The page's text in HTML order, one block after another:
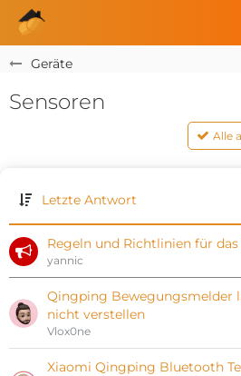
Geräte
Sensoren
Alle
Letzte Antwort
Regeln und Richtlinien für
yannic
Qingping Bewegungsmelder
nicht verstellen
Vlox0ne
Xiaomi Qingping Bluetooth